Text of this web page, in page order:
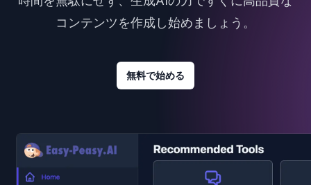
コンテンツを作成し始めましょう。
無料で始める